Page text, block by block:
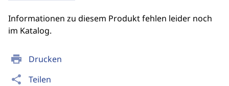
print Drucken
share Teilen
Informationen zu diesem Produkt fehlen leider noch
im Katalog.